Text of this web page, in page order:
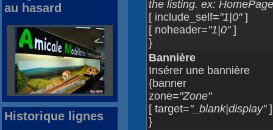
the listing. ex:
[ include_self="1|0"]
[ noheader="1|0"]
}
Bannière
Insérer une bannière
{banner
zone="Zone"
[ target="_blank|display"]
}
au hasard
Historique lignes